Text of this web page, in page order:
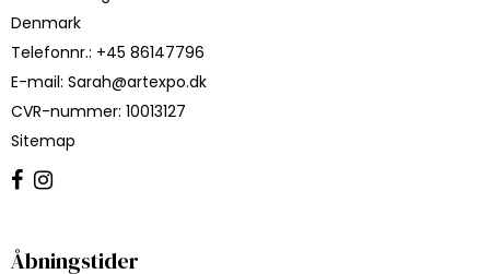
Denmark
Telefonnr.: +45 86147796
E-mail: Sarah@artexpo.dk
CVR-nummer: 10013127
Sitemap
Åbningstider